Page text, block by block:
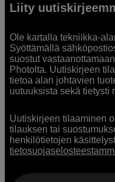
Liity
Ole kartalla tekniikka-
Syöttämällä
suostut
Photolta. Uutiskirjeen
tietoa alan johtavien
uutuuksista sekä tietysti
Uutiskirjeen tilaaminen
tilauksen tai
henkilötietojen